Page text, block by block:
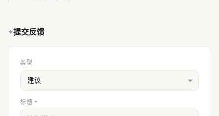
提交反馈
类型
建议
标题 *